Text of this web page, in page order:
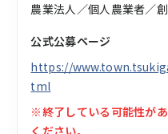
農業法人／個人農業者／
公式公募ページ
https://
tml
※終了している可能性が
ください。